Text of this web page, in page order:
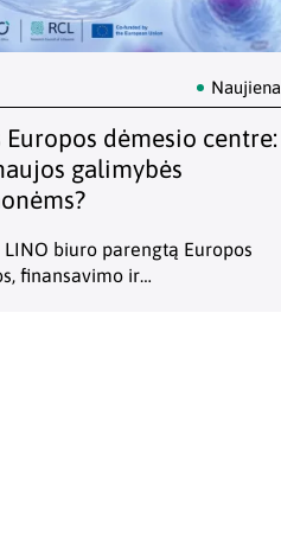
Naujiena
Europos dėmesio centre:
galimybės
biuro parengtą Europos
finansavimo ir